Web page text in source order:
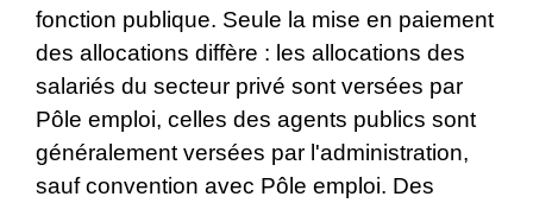
fonction publique. Seule la mise en paiement
des allocations diffère : les allocations des
salariés du secteur privé sont versées par
Pôle emploi, celles des agents publics sont
généralement versées par l'administration,
sauf convention avec Pôle emploi. Des